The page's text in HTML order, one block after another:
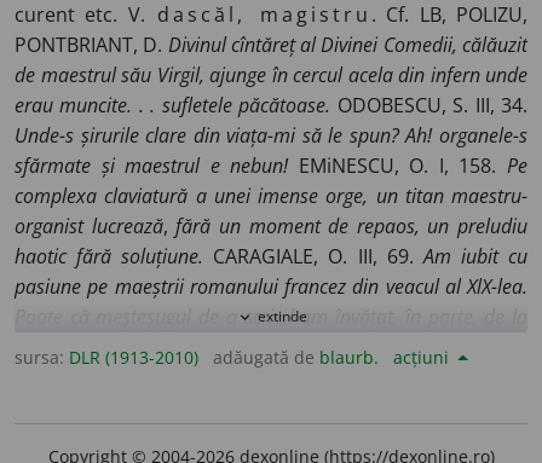
curent etc. V. dascăl, magistru . Cf. LB, POLIZU,
PONTBRIANT, D. Divinul cîntăreț al Divinei Comedii, călăuzit
de maestrul său Virgil, ajunge în cercul acela din infern unde
erau muncite. . . sufletele păcătoase. ODOBESCU, S. III, 34.
Unde-s șirurile clare din viața-mi să le spun? Ah! organele-s
sfărmate și maestrul e nebun!EMiNESCU, O. I, 158.Pe
complexa claviatură a unei imense orge, un titan maestru-
organist lucrează,fără un moment de repaos, un preludiu
haotic fără soluțiune. CARAGIALE, O. III, 69.Am iubit cu
pasiune pe maeștrii romanului francez din veacul al XlX-lea.
Poate că meșteșugul de a scrie l-am învățat, în parte, de la
GALACTiON, O. 19.
E o veche revărsare de lumină din
expand_more extinde
sursa: DLR (1913-2010) adăugată de blaurb. acțiuni
Copyright © 2004-2026 dexonline (https://dexonline.ro)